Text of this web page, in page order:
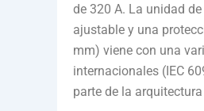
de 320 A. La unidad
ajustable y una
mm) viene con una
internacionales (IEC
parte de la